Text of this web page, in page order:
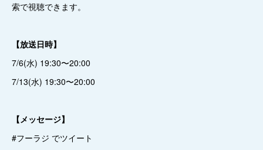
索で視聴できます。
【放送日時】
7/6(水) 19:30〜20:00
7/13(水) 19:30〜20:00
【メッセージ】
#フーラジ でツイート